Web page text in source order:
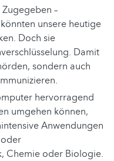
Zugegeben –
unsere heutige
Doch sie
Damit
sondern auch
hervorragend
umgehen können,
Anwendungen
Chemie oder Biologie.